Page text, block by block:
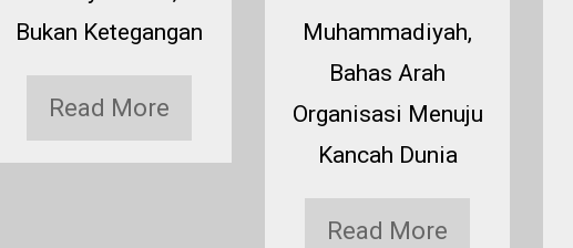
Bukan Ketegangan
Read More
Muhammadiyah,
Bahas Arah
Organisasi Menuju
Kancah Dunia
Read More